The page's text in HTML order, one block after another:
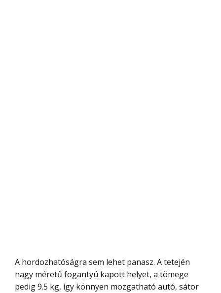
A hordozhatóságra sem lehet panasz. A tetején
nagy méretű fogantyú kapott helyet, a tömege
pedig 9.5 kg, így könnyen mozgatható autó, sátor